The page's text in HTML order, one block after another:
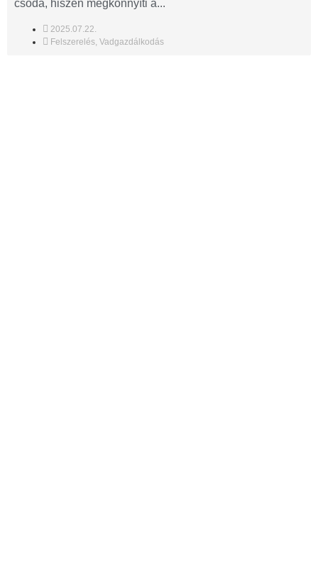
csoda, hiszen megkönnyíti a...
2025.07.22.
Felszerelés Vadgazdálkodás